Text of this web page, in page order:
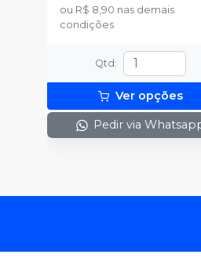
ou R$ 8,90 nas demais
condições
Qtd :
Ver opções
Pedir via